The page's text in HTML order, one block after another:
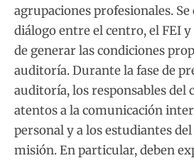
agrupaciones profesionales. Se
diálogo entre el centro, el FEI
de generar las condiciones
auditoría. Durante la fase de
auditoría, los responsables del
atentos a la comunicación
personal y a los estudiantes
misión. En particular, deben